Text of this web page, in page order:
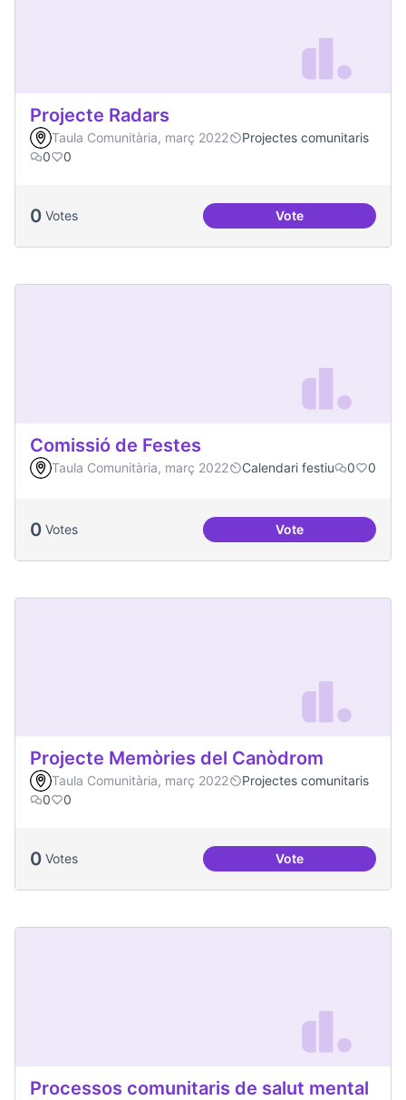
Projecte Radars
Taula Comunitària, març 2022
Projectes comunitaris
0
0
0 Votes VoteProjecte Radars
Comissió de Festes
Taula Comunitària, març 2022 Calendari festiu 0 0
0 Votes VoteComissió de
Projecte Memòries del Canòdrom
Taula Comunitària, març 2022
Projectes comunitaris
0
0
0 Votes VoteProjecte
Processos comunitaris de salut mental